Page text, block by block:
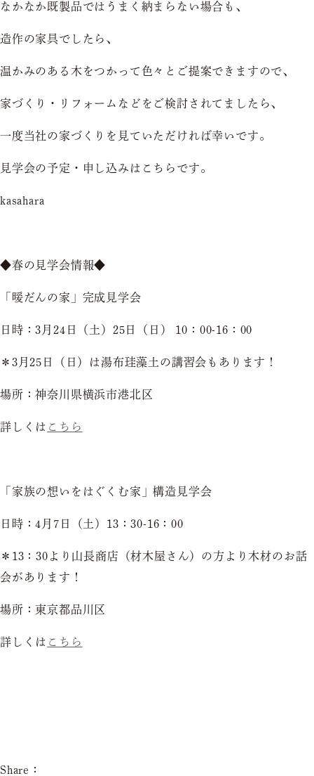
なかなか既製品ではうまく納まらない場合も、
造作の家具でしたら、
温かみのある木をつかって色々とご提案できますので、
家づくり・リフォームなどをご検討されてましたら、
一度当社の家づくりを見ていただければ幸いです。
見学会の予定・申し込みはこちらです。
kasahara
◆春の見学会情報◆
「暖だんの家」完成見学会
日時：3月24日（土）25日（日） 10：00-16：00
＊3月25日（日）は湯布珪藻土の講習会もあります！
場所：神奈川県横浜市港北区
詳しくは こちら
「家族の想いをはぐくむ家」構造見学会
日時：4月7日（土）13：30-16：00
＊13：30より山長商店（材木屋さん）の方より木材のお話
会があります！
場所：東京都品川区
詳しくは こちら
Share：